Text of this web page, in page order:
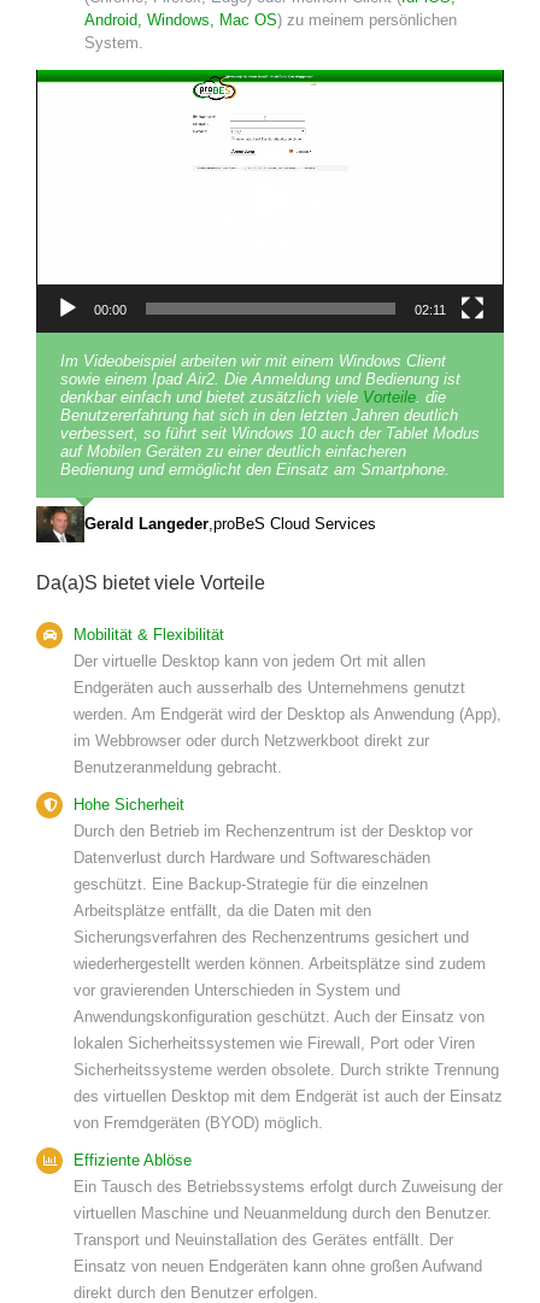
Android, Windows, Mac OS) zu meinem persönlichen
System.
Video-
00:00 02:11
Im Videobeispiel arbeiten wir mit einem Windows Client
sowie einem Ipad Air2. Die Anmeldung und Bedienung ist
denkbar einfach und bietet zusätzlich viele Vorteile. die
Benutzererfahrung hat sich in den letzten Jahren deutlich
verbessert, so führt seit Windows 10 auch der Tablet Modus
auf Mobilen Geräten zu einer deutlich einfacheren
Bedienung und ermöglicht den Einsatz am Smartphone.
Gerald Langeder,proBeS Cloud Services
Da(a)S bietet viele Vorteile
Mobilität & Flexibilität
Der virtuelle Desktop kann von jedem Ort mit allen
Endgeräten auch ausserhalb des Unternehmens genutzt
werden. Am Endgerät wird der Desktop als Anwendung (App),
im Webbrowser oder durch Netzwerkboot direkt zur
Benutzeranmeldung gebracht.
Hohe Sicherheit
Durch den Betrieb im Rechenzentrum ist der Desktop vor
Datenverlust durch Hardware und Softwareschäden
geschützt. Eine Backup-Strategie für die einzelnen
Arbeitsplätze entfällt, da die Daten mit den
Sicherungsverfahren des Rechenzentrums gesichert und
wiederhergestellt werden können. Arbeitsplätze sind zudem
vor gravierenden Unterschieden in System und
Anwendungskonfiguration geschützt. Auch der Einsatz von
lokalen Sicherheitssystemen wie Firewall, Port oder Viren
Sicherheitssysteme werden obsolete. Durch strikte Trennung
des virtuellen Desktop mit dem Endgerät ist auch der Einsatz
von Fremdgeräten (BYOD) möglich.
Effiziente Ablöse
Ein Tausch des Betriebssystems erfolgt durch Zuweisung der
virtuellen Maschine und Neuanmeldung durch den Benutzer.
Transport und Neuinstallation des Gerätes entfällt. Der
Einsatz von neuen Endgeräten kann ohne großen Aufwand
direkt durch den Benutzer erfolgen.